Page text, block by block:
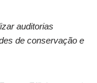
auditorias
de conservação e